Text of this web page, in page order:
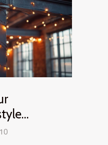
lumières